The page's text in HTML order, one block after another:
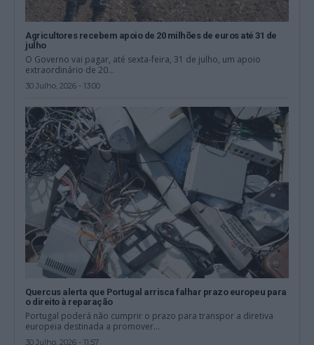
Agricultores recebem apoio de 20 milhões de euros até 31 de
julho
O Governo vai pagar, até sexta-feira, 31 de julho, um apoio
extraordinário de 20...
30 Julho, 2026 - 13:00
Quercus alerta que Portugal arrisca falhar prazo europeu para
o direito à reparação
Portugal poderá não cumprir o prazo para transpor a diretiva
europeia destinada a promover...
30 Julho, 2026 - 11:57